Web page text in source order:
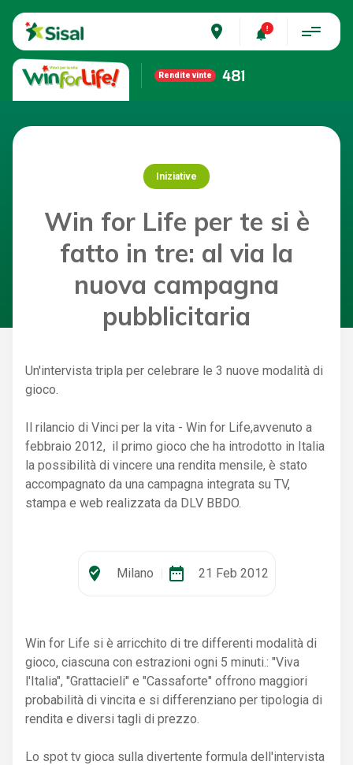
place
Rendite vinte 481
Iniziative
Win for Life per te si è
fatto in tre: al via la
nuova campagna
pubblicitaria
Un'intervista tripla per celebrare le 3 nuove modalità di
gioco.
Il rilancio di Vinci per la vita - Win for Life,avvenuto a
febbraio 2012, il primo gioco che ha introdotto in Italia
la possibilità di vincere una rendita mensile, è stato
accompagnato da una campagna integrata su TV,
stampa e web realizzata da DLV BBDO.
where_to_vote Milano date_range 21 Feb 2012
Win for Life si è arricchito di tre differenti modalità di
gioco, ciascuna con estrazioni ogni 5 minuti.: "Viva
l'Italia", "Grattacieli" e "Cassaforte" offrono maggiori
probabilità di vincita e si differenziano per tipologia di
rendita e diversi tagli di prezzo.
Lo spot tv gioca sulla divertente formula dell'intervista